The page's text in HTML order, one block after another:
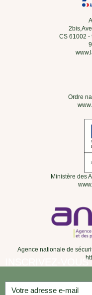
CS 61002 -
Ordre
Ministère des
Agence nationale de
INSCRIVEZ-